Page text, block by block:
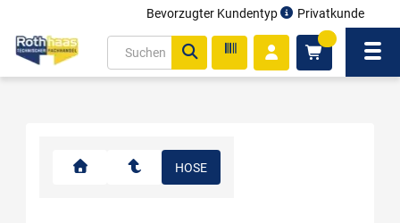
Bevorzugter Kundentyp Privatkunde
HOSE